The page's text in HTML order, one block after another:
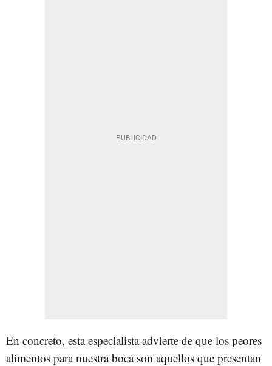
En concreto, esta especialista advierte de que los peores
alimentos para nuestra boca son aquellos que presentan